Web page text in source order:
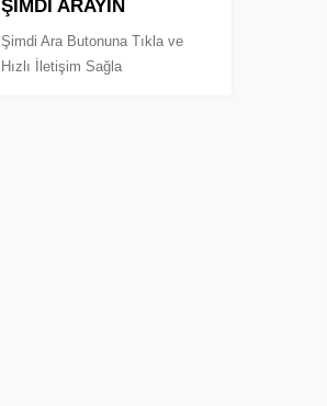
ŞİMDİ ARAYIN
Şimdi Ara Butonuna Tıkla ve
Hızlı İletişim Sağla